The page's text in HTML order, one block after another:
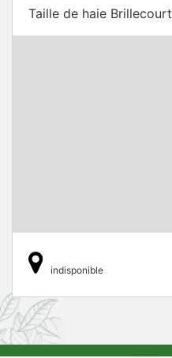
Taille de haie Brillecourt
indisponible